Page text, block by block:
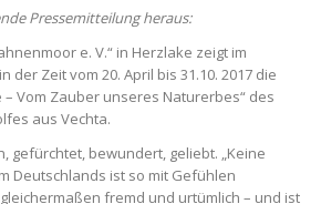
Pressemitteilung heraus:
e. V.“ in Herzlake zeigt im
der Zeit vom 20. April bis 31.10. 2017 die
– Vom Zauber unseres Naturerbes“ des
aus Vechta.
gefürchtet, bewundert, geliebt. „Keine
Deutschlands ist so mit Gefühlen
fremd und urtümlich – und ist